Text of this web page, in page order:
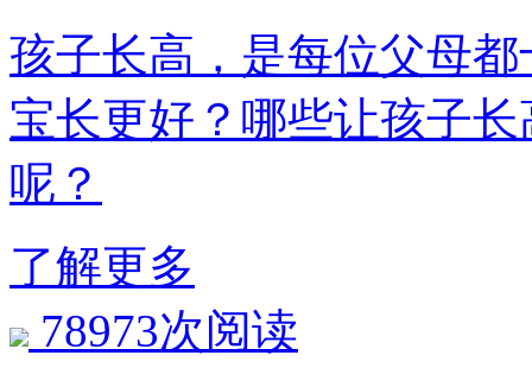
孩子长高，是每位父母
宝长更好？哪些让孩子
呢？
了解更多
78973次阅读